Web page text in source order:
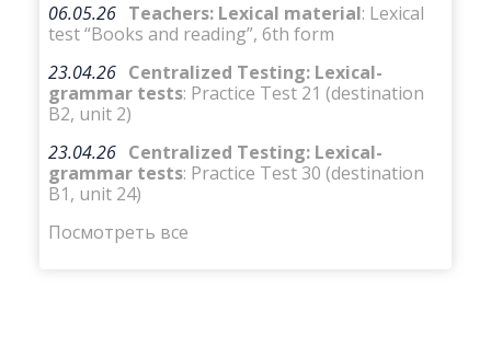
06.05.26 Teachers: Lexical material: Lexical
test “Books and reading”, 6th form
23.04.26 Centralized Testing: Lexical-
grammar tests: Practice Test 21 (destination
B2, unit 2)
23.04.26 Centralized Testing: Lexical-
grammar tests: Practice Test 30 (destination
B1, unit 24)
Посмотреть все